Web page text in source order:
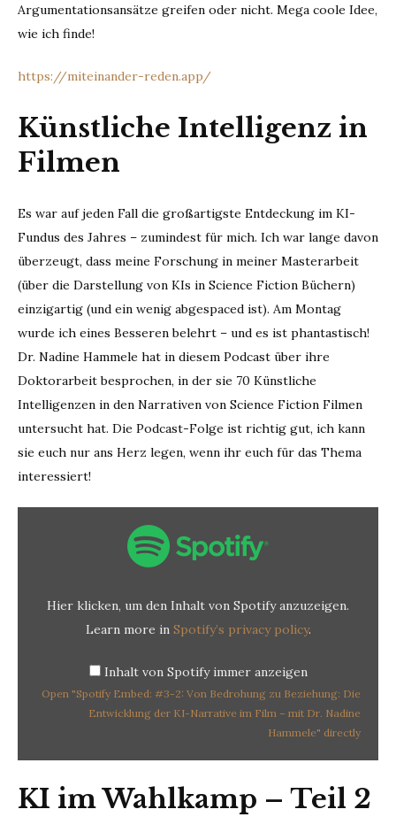
Argumentationsansätze greifen oder nicht. Mega coole Idee,
wie ich finde!
https://miteinander-reden.app/
Künstliche Intelligenz in
Filmen
Es war auf jeden Fall die großartigste Entdeckung im KI-
Fundus des Jahres – zumindest für mich. Ich war lange davon
überzeugt, dass meine Forschung in meiner Masterarbeit
(über die Darstellung von KIs in Science Fiction Büchern)
einzigartig (und ein wenig abgespaced ist). Am Montag
wurde ich eines Besseren belehrt – und es ist phantastisch!
Dr. Nadine Hammele hat in diesem Podcast über ihre
Doktorarbeit besprochen, in der sie 70 Künstliche
Intelligenzen in den Narrativen von Science Fiction Filmen
untersucht hat. Die Podcast-Folge ist richtig gut, ich kann
sie euch nur ans Herz legen, wenn ihr euch für das Thema
interessiert!
Display
Hier klicken, um den Inhalt von Spotify anzuzeigen.
Learn more in Spotify’s privacy policy.
Inhalt von Spotify immer anzeigen
Open "Spotify Embed: #3-2: Von Bedrohung zu Beziehung: Die
Entwicklung der KI-Narrative im Film – mit Dr. Nadine
Hammele" directly
KI im Wahlkamp – Teil 2